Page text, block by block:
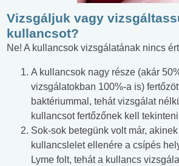
Vizsgáljuk vagy
kullancsot?
Ne! A kullancsok vizsgálatának nincs
A kullancsok nagy része (akár
vizsgálatokban 100%-a is)
baktériummal, tehát vizsgálat
kullancsot fertőzőnek kell
Sok-sok betegünk volt már,
kullancslelet ellenére a csípés
Lyme folt, tehát a kullancs